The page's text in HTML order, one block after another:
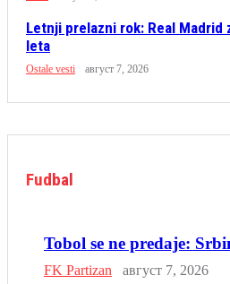
Letnji prelazni rok: Real
leta
Ostale vesti август 7, 2026
Fudbal
Tobol se ne predaje:
FK Partizan август 7, 2026